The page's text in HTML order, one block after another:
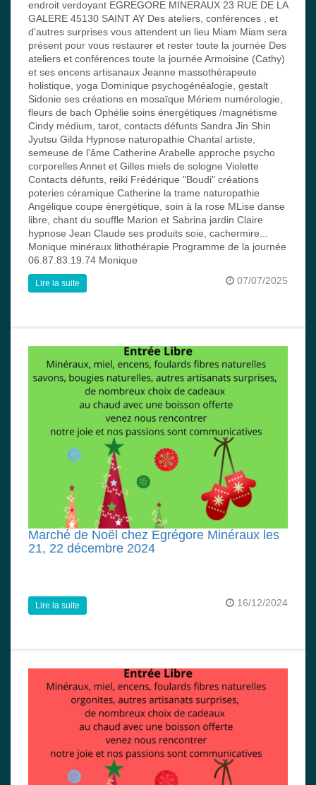
endroit verdoyant EGREGORE MINERAUX 23 RUE DE LA
GALERE 45130 SAINT AY Des ateliers, conférences , et
d'autres surprises vous attendent un lieu Miam Miam sera
présent pour vous restaurer et rester toute la journée Des
ateliers et conférences toute la journée Armoisine (Cathy)
et ses encens artisanaux Jeanne massothérapeute
holistique, yoga Dominique psychogénéalogie, gestalt
Sidonie ses créations en mosaïque Mériem numérologie,
fleurs de bach Ophélie soins énergétiques /magnétisme
Cindy médium, tarot, contacts défunts Sandra Jin Shin
Jyutsu Gilda Hypnose naturopathie Chantal artiste,
semeuse de l'âme Catherine Arabelle approche psycho
corporelles Annet et Gilles miels de sologne Violette
Contacts défunts, reiki Frédérique "Boudi" créations
poteries céramique Catherine la trame naturopathie
Angélique coupe énergétique, soin à la rose MLise danse
libre, chant du souffle Marion et Sabrina jardin Claire
hypnose Jean Claude ses produits soie, cachermire...
Monique minéraux lithothérapie Programme de la journée
06.87.83.19.74 Monique
07/07/2025
Lire la suite
Marché de Noël chez Egrégore Minéraux les
21, 22 décembre 2024
16/12/2024
Lire la suite